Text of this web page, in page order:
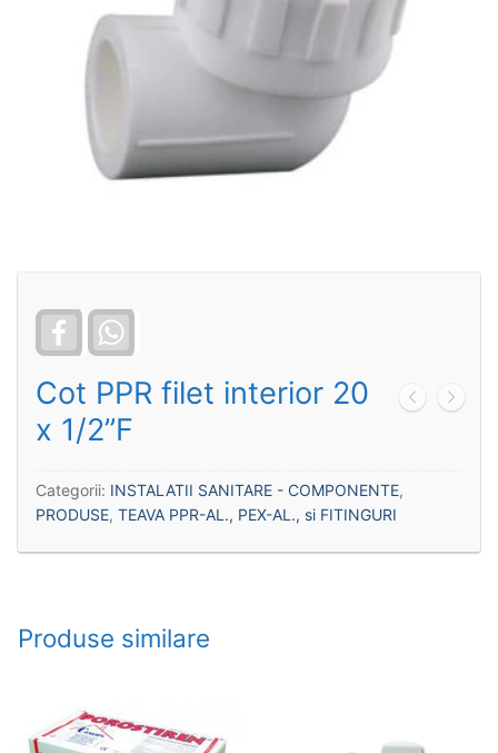
Facebook
Cot PPR filet interior 20
x 1/2”F
Categorii: INSTALATII SANITARE - COMPONENTE,
PRODUSE, TEAVA PPR-AL., PEX-AL., si FITINGURI
Produse similare